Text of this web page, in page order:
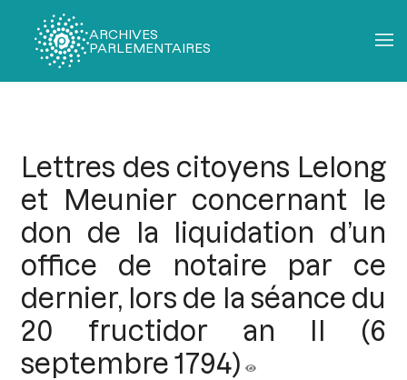
ARCHIVES
PARLEMENTAIRES
Lettres des citoyens Lelong
et Meunier concernant le
don de la liquidation d’un
office de notaire par ce
dernier, lors de la séance du
20 fructidor an II (6
septembre 1794)